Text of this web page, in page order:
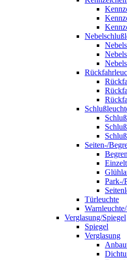
Seiten-/
Park-/
Türleuchte
Verglasung/Spiegel
Spiegel
Verglasung